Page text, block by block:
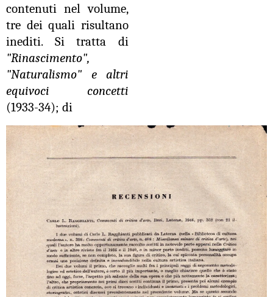
contenuti nel volume,
tre dei quali risultano
inediti. Si tratta di
"Rinascimento",
"Naturalismo" e altri
equivoci concetti
(1933-34); di